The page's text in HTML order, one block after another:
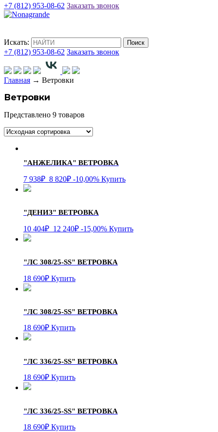
+7 (812) 953-08-62 Заказать звонок
Искать: Поиск
+7 (812) 953-08-62 Заказать звонок
Главная → Ветровки
Ветровки
Представлено 9 товаров
"АНЖЕЛИКА" ВЕТРОВКА
7 938₽ 8 820₽ -10,00% Купить
"ДЕНИЗ" ВЕТРОВКА
10 404₽ 12 240₽ -15,00% Купить
"ЛС 308/25-SS" ВЕТРОВКА
18 690₽ Купить
"ЛС 308/25-SS" ВЕТРОВКА
18 690₽ Купить
"ЛС 336/25-SS" ВЕТРОВКА
18 690₽ Купить
"ЛС 336/25-SS" ВЕТРОВКА
18 690₽ Купить